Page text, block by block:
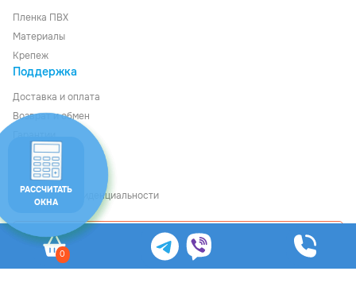
Пленка ПВХ
Материалы
Крепеж
Поддержка
Доставка иоплата
Возврат и обмен
О компании
Контакты
Политика конфиденциальности
Рассчитать стоимость
0
РАССЧИТАТЬ
ОКНА